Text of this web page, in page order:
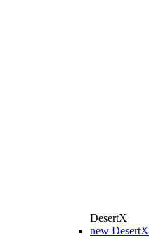
DesertX
new DesertX